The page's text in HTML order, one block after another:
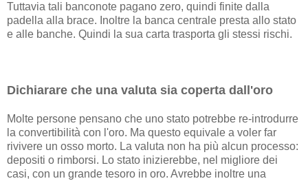
Tuttavia tali banconote pagano zero, quindi finite dalla
padella alla brace. Inoltre la banca centrale presta allo stato
e alle banche. Quindi la sua carta trasporta gli stessi rischi.
Dichiarare che una valuta sia coperta dall'oro
Molte persone pensano che uno stato potrebbe re-introdurre
la convertibilità con l'oro. Ma questo equivale a voler far
rivivere un osso morto. La valuta non ha più alcun processo:
depositi o rimborsi. Lo stato inizierebbe, nel migliore dei
casi, con un grande tesoro in oro. Avrebbe inoltre una